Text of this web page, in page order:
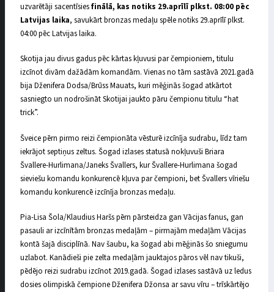
uzvarētāji sacentīsiesfinālā, kas notiks 29.aprīlī plkst. 08:00 pēc
Latvijas laika, savukārt bronzas medaļu spēle notiks 29.aprīlī plkst.
04:00 pēc Latvijas laika.
Skotija jau divus gadus pēc kārtas kļuvusi par čempioniem, titulu
izcīnot divām dažādām komandām. Vienas no tām sastāvā 2021.gadā
bija Dženifera Dodsa/Brūss Mauats, kuri mēģinās šogad atkārtot
sasniegto un nodrošināt Skotijai jaukto pāru čempionu titulu “hat
trick”.
Šveice pērn pirmo reizi čempionāta vēsturē izcīnīja sudrabu, līdz tam
iekrājot septiņus zeltus. Šogad izlases statusā nokļuvuši Briara
Švallere-Hurlimana/Janeks Švallers, kur Švallere-Hurlimana šogad
sieviešu komandu konkurencē kļuva par čempioni, bet Švallers vīriešu
komandu konkurencē izcīnīja bronzas medaļu.
Pia-Lisa Šola/Klaudius Haršs pērn pārsteidza gan Vācijas fanus, gan
pasauli ar izcīnītām bronzas medaļām – pirmajām medaļām Vācijas
kontā šajā disciplīnā. Nav šaubu, ka šogad abi mēģinās šo sniegumu
uzlabot. Kanādieši pie zelta medaļām jauktajos pāros vēl nav tikuši,
pēdējo reizi sudrabu izcīnot 2019.gadā. Šogad izlases sastāvā uz ledus
dosies olimpiskā čempione Dženifera Džonsa ar savu vīru – trīskārtējo